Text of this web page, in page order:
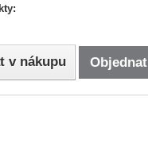
v nákupu Objednat